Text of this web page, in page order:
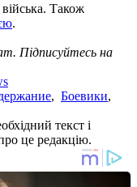
Також
.
Підписуйтесь на
, Боевики,
текст і
це редакцію.